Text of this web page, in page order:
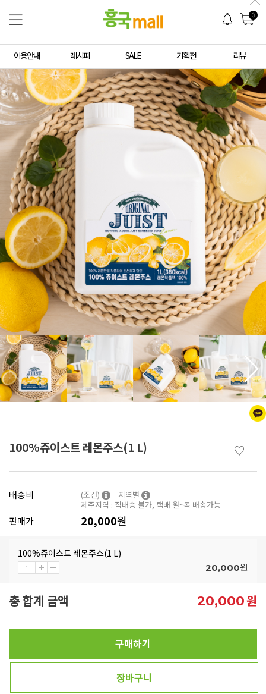
0
이용안내 레시피 SALE 기획전 리뷰
100%쥬이스트 레몬주스(1 L) ♡
배송비 (조건)
지역별
제주지역 : 직배송 불가, 택배 월~목 배송가능
판매가 20,000원
100%쥬이스트 레몬주스(1 L)
20,000원
총 합계 금액 20,000원
구매하기
장바구니